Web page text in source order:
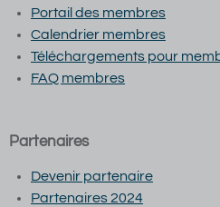
Portail des membres
Calendrier membres
Téléchargements pour
FAQ membres
Partenaires
Devenir partenaire
Partenaires 2024